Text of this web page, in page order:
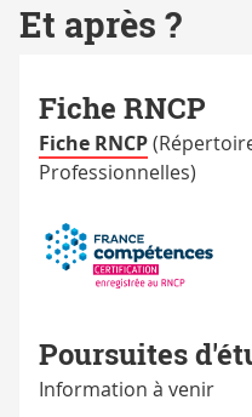
Et après ?
Fiche RNCP
Fiche RNCP
Professionnelles)
Poursuites
Information à venir